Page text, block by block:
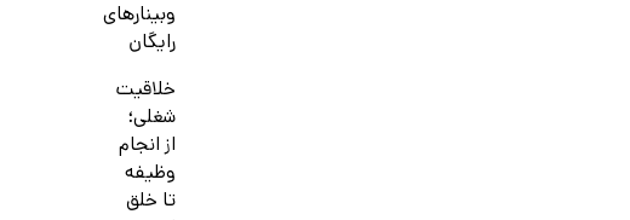
وبینارهای
رایگان
خلاقیت
شغلی؛
از انجام
وظیفه
تا خلق